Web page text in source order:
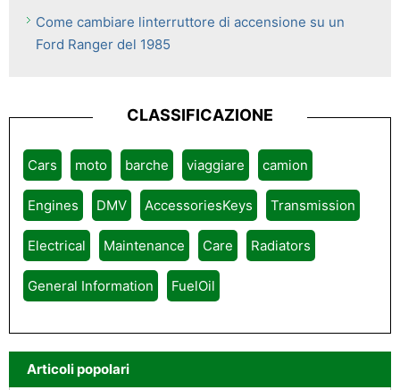
Come cambiare linterruttore di accensione su un
Ford Ranger del 1985
CLASSIFICAZIONE
Cars moto barche viaggiare camion
Engines DMV AccessoriesKeys Transmission
Electrical Maintenance Care Radiators
General Information FuelOil
Articoli popolari